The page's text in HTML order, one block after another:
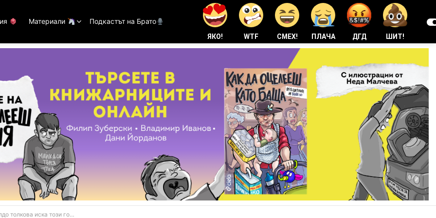
Материали Подкастът на Брато
ЯКО! WTF СМЕХ! ПЛАЧА ДГД ШИТ!
иска този гол да е негов?